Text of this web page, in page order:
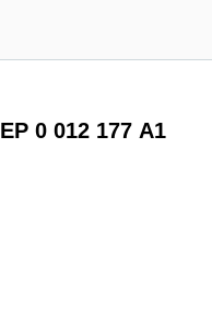
EP 0 012 177 A1